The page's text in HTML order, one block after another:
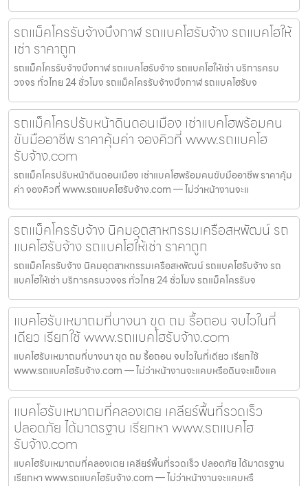
รถแม็คโครรับจ้างบึงกาฬ รถแบคโฮรับจ้าง รถแบคโฮให้
เช่า ราคาถูก
รถแม็คโครรับจ้างบึงกาฬ รถแบคโฮรับจ้าง รถแบคโฮให้เช่า บริการครบ
วงจร ทั่วไทย 24 ชั่วโมง รถแม็คโครรับจ้างบึงกาฬ รถแบคโฮรับจ
รถแม็คโครปรับหน้าดินดอนเมือง เช่าแบคโฮพร้อมคน
ขับมืออาชีพ ราคาคุ้มค่า จองคิวที่ www.รถแบคโฮ
รับจ้าง.com
รถแม็คโครปรับหน้าดินดอนเมือง เช่าแบคโฮพร้อมคนขับมืออาชีพ ราคาคุ้ม
ค่า จองคิวที่ www.รถแบคโฮรับจ้าง.com — ไม่ว่าหน้างานจะแ
รถแม็คโครรับจ้าง นิคมอุตสาหกรรมเครือสหพัฒน์ รถ
แบคโฮรับจ้าง รถแบคโฮให้เช่า ราคาถูก
รถแม็คโครรับจ้าง นิคมอุตสาหกรรมเครือสหพัฒน์ รถแบคโฮรับจ้าง รถ
แบคโฮให้เช่า บริการครบวงจร ทั่วไทย 24 ชั่วโมง รถแม็คโครรับจ
แบคโฮรับเหมาถมที่บางนา ขุด ถม รื้อถอน จบไวในที่
เดียว เรียกใช้ www.รถแบคโฮรับจ้าง.com
แบคโฮรับเหมาถมที่บางนา ขุด ถม รื้อถอน จบไวในที่เดียว เรียกใช้
www.รถแบคโฮรับจ้าง.com — ไม่ว่าหน้างานจะแคบหรือดินจะแข็งแค
แบคโฮรับเหมาถมที่คลองเตย เคลียร์พื้นที่รวดเร็ว
ปลอดภัย ได้มาตรฐาน เรียกหา www.รถแบคโฮ
รับจ้าง.com
แบคโฮรับเหมาถมที่คลองเตย เคลียร์พื้นที่รวดเร็ว ปลอดภัย ได้มาตรฐาน
เรียกหา www.รถแบคโฮรับจ้าง.com — ไม่ว่าหน้างานจะแคบหรื